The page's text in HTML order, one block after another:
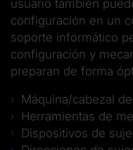
usuario también
configuración en un
soporte informático
configuración y
preparan de forma
Máquina/cabezal
Herramientas de
Dispositivos de